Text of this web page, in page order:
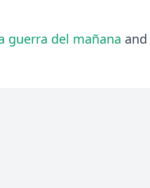
guerra del mañana and